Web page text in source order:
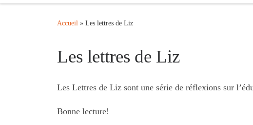
Accueil » Les lettres de Liz
Les lettres de Liz
Les Lettres de Liz sont une série de réflexions sur
Bonne lecture!